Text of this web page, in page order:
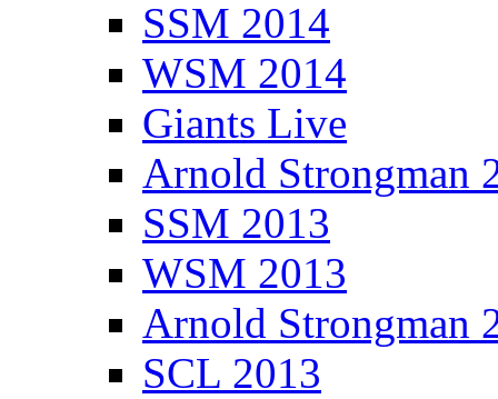
SSM 2014
WSM 2014
Giants Live
Arnold Strongman
SSM 2013
WSM 2013
Arnold Strongman
SCL 2013